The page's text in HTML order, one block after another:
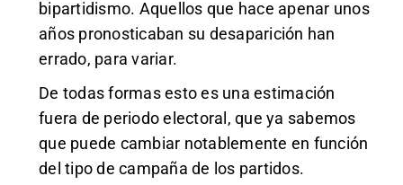
bipartidismo. Aquellos que hace apenar unos
años pronosticaban su desaparición han
errado, para variar.
De todas formas esto es una estimación
fuera de periodo electoral, que ya sabemos
que puede cambiar notablemente en función
del tipo de campaña de los partidos.